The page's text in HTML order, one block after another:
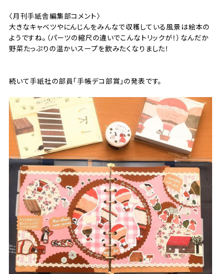
〈月刊手紙舎編集部コメント〉
大きなキャベツやにんじんをみんなで収穫している風景は絵本の
ようですね。（パーツの縮尺の違いでこんなトリックが！）なんだか
野菜たっぷりの温かいスープを飲みたくなりました！
続いて手紙社の部員「手帳デコ部賞」の発表です。